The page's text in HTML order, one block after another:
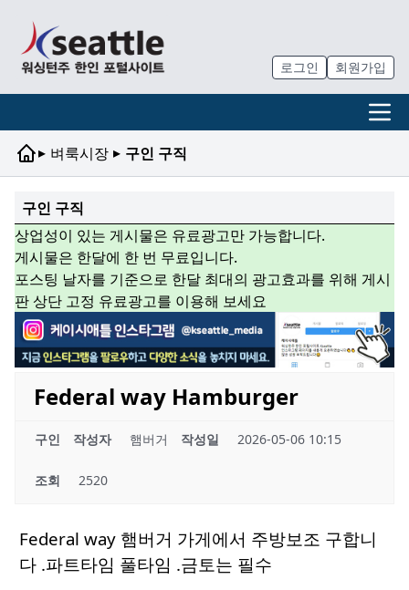
로그인 회원가입
▸ 벼룩시장 ▸ 구인 구직
구인 구직
상업성이 있는 게시물은 유료광고만 가능합니다.
게시물은 한달에 한 번 무료입니다.
포스팅 날자를 기준으로 한달 최대의 광고효과를 위해 게시
판 상단 고정 유료광고를 이용해 보세요
Federal way Hamburger
구인 작성자 햄버거 작성일 2026-05-06 10:15
조회 2520
Federal way 햄버거 가게에서 주방보조 구합니
다 .파트타임 풀타임 .금토는 필수